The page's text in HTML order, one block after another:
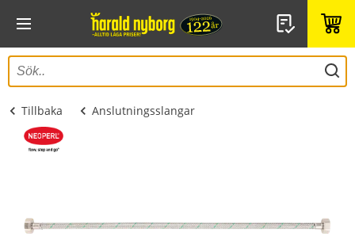
Tillbaka Anslutningsslangar